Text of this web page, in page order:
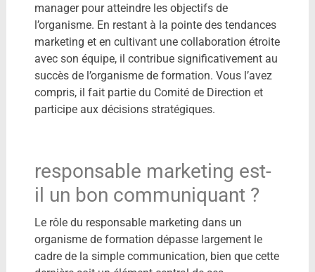
manager pour atteindre les objectifs de
l’organisme. En restant à la pointe des tendances
marketing et en cultivant une collaboration étroite
avec son équipe, il contribue significativement au
succès de l’organisme de formation. Vous l’avez
compris, il fait partie du Comité de Direction et
participe aux décisions stratégiques.
responsable marketing est-
il un bon communiquant ?
Le rôle du responsable marketing dans un
organisme de formation dépasse largement le
cadre de la simple communication, bien que cette